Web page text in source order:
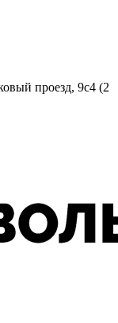
проезд, 9с4 (2